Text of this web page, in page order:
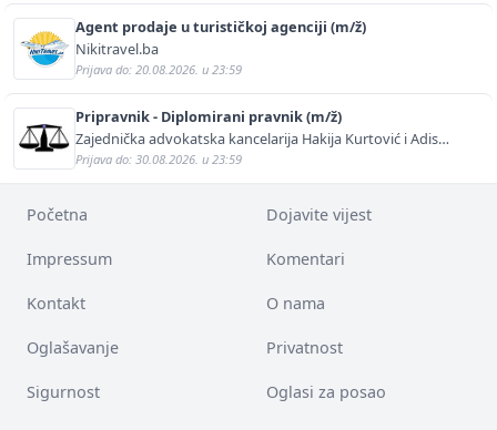
Agent prodaje u turističkoj agenciji (m/ž)
Nikitravel.ba
Prijava do: 20.08.2026. u 23:59
Pripravnik - Diplomirani pravnik (m/ž)
Zajednička advokatska kancelarija Hakija Kurtović i Adis
Kurtović
Prijava do: 30.08.2026. u 23:59
Početna Dojavite vijest
Impressum Komentari
Kontakt O nama
Oglašavanje Privatnost
Sigurnost Oglasi za posao